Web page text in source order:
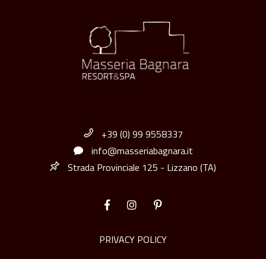
+39 (0) 99 9558337
info@masseriabagnara.it
Strada Provinciale 125 - Lizzano (TA)
PRIVACY POLICY